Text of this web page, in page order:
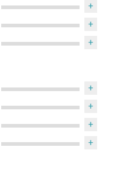
+
+
+
+
+
+
+